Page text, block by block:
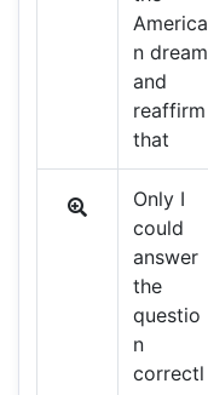
America
n dream
and
reaffirm
that
Only I
could
answer
the
questio
n
correctl